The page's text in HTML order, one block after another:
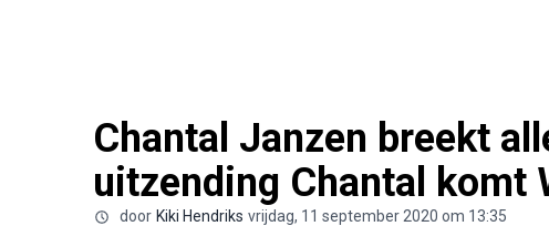
Chantal Janzen breekt
uitzending Chantal komt
door Kiki Hendriks vrijdag, 11 september 2020 om 13:35